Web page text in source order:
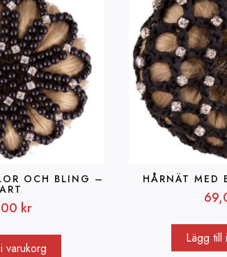
OCH BLING –
kr
varukorg
HÅRNÄT MED
Lägg till